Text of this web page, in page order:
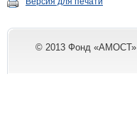
© 2013 Фонд «АМОСТ»